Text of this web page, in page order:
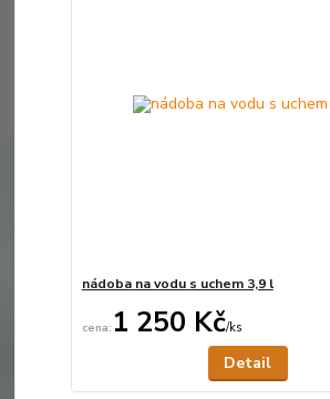
nádoba na vodu s uchem 3,9 l
1 250 Kč/ks
Detail